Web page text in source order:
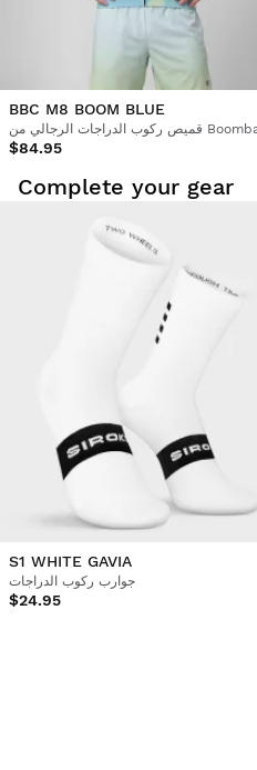
BBC M8 BOOM BLUE
$84.95
Complete your gear
S1 WHITE GAVIA
جوارب ركوب الدراجات
$24.95